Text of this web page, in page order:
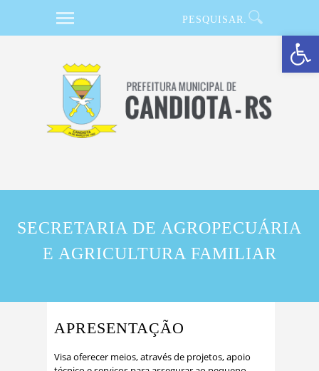
Barra de Ferramentas Aberta
SECRETARIA DE AGROPECUÁRIA
E AGRICULTURA FAMILIAR
APRESENTAÇÃO
Visa oferecer meios, através de projetos, apoio